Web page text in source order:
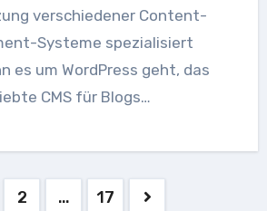
verschiedener Content-
Systeme spezialisiert
es um WordPress geht, das
CMS für Blogs…
2 … 17